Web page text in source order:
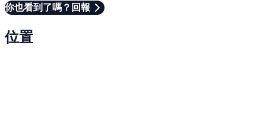
你也看到了嗎？回報
位置